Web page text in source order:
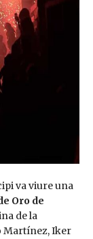
va viure una
Oro de
de la
Martínez, Iker